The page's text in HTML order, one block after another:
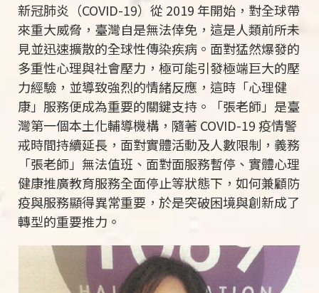
新冠肺炎（COVID-19）從 2019年開始，對全球帶
來重大威脅，臺灣自是無法倖免，這是人類前所未
見並迅速擴散的全球性傳染疾病。面對猛然爆發的
多重性心理與社會壓力，極可能引發極端巨大的壓
力經驗，並導致強烈的情緒反應，這時「心理健
康」服務便成為重要的關鍵支持。「張老師」是臺
灣第一個本土化輔導機構，隨著 COVID-19疫情警
戒時間持續延長，面對實體活動及人數限制，義務
「張老師」無法值班、面對面服務暫停、實體心理
健康推廣教育服務全面停止等狀態下，如何兼顧防
疫與服務顯得異常重要，於是突破困境與創新成了
轉型的重要推力。